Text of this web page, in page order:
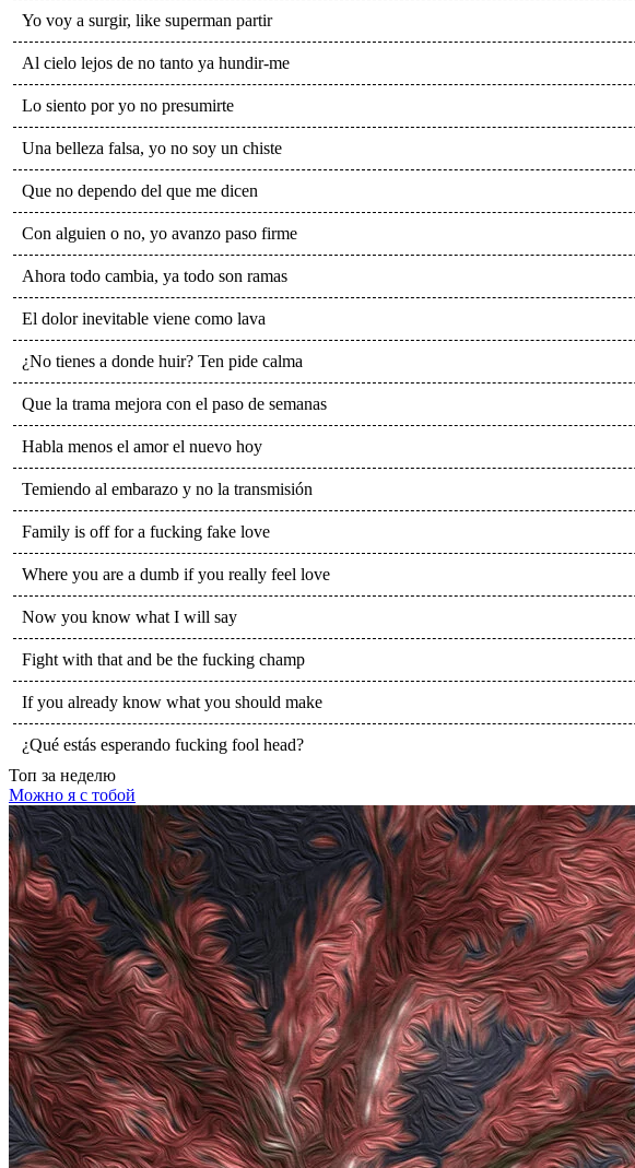
Yo voy a surgir, like superman partir
Al cielo lejos de no tanto ya hundir-me
Lo siento por yo no presumirte
Una belleza falsa, yo no soy un chiste
Que no dependo del que me dicen
Con alguien o no, yo avanzo paso firme
Ahora todo cambia, ya todo son ramas
El dolor inevitable viene como lava
¿No tienes a donde huir? Ten pide calma
Que la trama mejora con el paso de semanas
Habla menos el amor el nuevo hoy
Temiendo al embarazo y no la transmisión
Family is off for a fucking fake love
Where you are a dumb if you really feel love
Now you know what I will say
Fight with that and be the fucking champ
If you already know what you should make
¿Qué estás esperando fucking fool head?
Топ за неделю
Можно я с тобой